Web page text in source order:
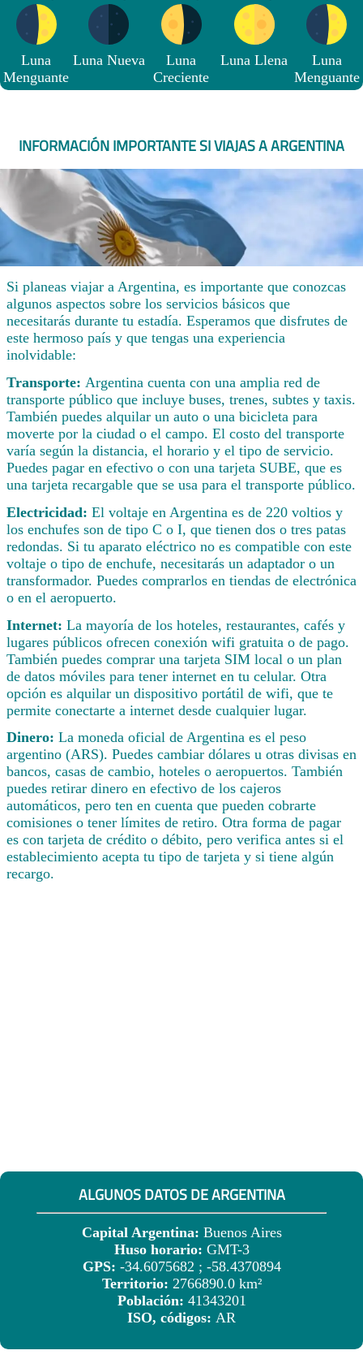
Luna
Menguante
Luna Nueva
Luna
Creciente
Luna Llena
Luna
Menguante
INFORMACIÓN IMPORTANTE SI VIAJAS A ARGENTINA
Si planeas viajar a Argentina, es importante que conozcas
algunos aspectos sobre los servicios básicos que
necesitarás durante tu estadía. Esperamos que disfrutes de
este hermoso país y que tengas una experiencia
inolvidable:
Transporte: Argentina cuenta con una amplia red de
transporte público que incluye buses, trenes, subtes y taxis.
También puedes alquilar un auto o una bicicleta para
moverte por la ciudad o el campo. El costo del transporte
varía según la distancia, el horario y el tipo de servicio.
Puedes pagar en efectivo o con una tarjeta SUBE, que es
una tarjeta recargable que se usa para el transporte público.
Electricidad: El voltaje en Argentina es de 220 voltios y
los enchufes son de tipo C o I, que tienen dos o tres patas
redondas. Si tu aparato eléctrico no es compatible con este
voltaje o tipo de enchufe, necesitarás un adaptador o un
transformador. Puedes comprarlos en tiendas de electrónica
o en el aeropuerto.
Internet: La mayoría de los hoteles, restaurantes, cafés y
lugares públicos ofrecen conexión wifi gratuita o de pago.
También puedes comprar una tarjeta SIM local o un plan
de datos móviles para tener internet en tu celular. Otra
opción es alquilar un dispositivo portátil de wifi, que te
permite conectarte a internet desde cualquier lugar.
Dinero: La moneda oficial de Argentina es el peso
argentino (ARS). Puedes cambiar dólares u otras divisas en
bancos, casas de cambio, hoteles o aeropuertos. También
puedes retirar dinero en efectivo de los cajeros
automáticos, pero ten en cuenta que pueden cobrarte
comisiones o tener límites de retiro. Otra forma de pagar
es con tarjeta de crédito o débito, pero verifica antes si el
establecimiento acepta tu tipo de tarjeta y si tiene algún
recargo.
ALGUNOS DATOS DE ARGENTINA
Capital Argentina: Buenos Aires
Huso horario: GMT-3
GPS: -34.6075682 ; -58.4370894
Territorio: 2766890.0 km²
Población: 41343201
ISO, códigos: AR